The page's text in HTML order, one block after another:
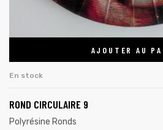
AJOUTER AU
En stock
ROND CIRCULAIRE 9
Polyrésine Ronds